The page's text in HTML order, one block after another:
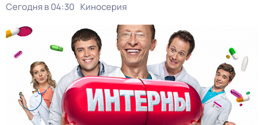
Сегодня в 04:30 Киносерия